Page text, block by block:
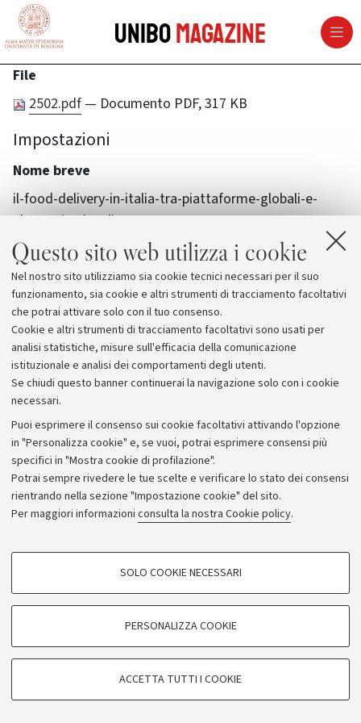
Questo sito web utilizza i cookie
Nel nostro sito utilizziamo sia cookie tecnici necessari per il suo
funzionamento, sia cookie e altri strumenti di tracciamento facoltativi
che potrai attivare solo con il tuo consenso.
Cookie e altri strumenti di tracciamento facoltativi sono usati per
analisi statistiche, misure sull'efficacia della comunicazione
istituzionale e analisi dei comportamenti degli utenti.
Se chiudi questo banner continuerai la navigazione solo con i cookie
necessari.
Puoi esprimere il consenso sui cookie facoltativi attivando l'opzione
in "Personalizza cookie" e, se vuoi, potrai esprimere consensi più
specifici in "Mostra cookie di profilazione".
Potrai sempre rivedere le tue scelte e verificare lo stato dei consensi
rientrando nella sezione "Impostazione cookie" del sito.
Per maggiori informazioni consulta la nostra Cookie policy.
COOKIE DI PROFILAZIONE - FACOLTATIVI
COOKIE TECNICI - NECESSARI
Si tratta di cookie tecnici utilizzati, a titolo esemplificativo, per il corretto
SOLO COOKIE NECESSARI
PERSONALIZZA COOKIE
ACCETTA TUTTI I COOKIE
vai al contenuto della pagina
UniboMagazine
File
2502.pdf — Documento PDF, 317 KB
Impostazioni
Nome breve
il-food-delivery-in-italia-tra-piattaforme-globali-e-
alternative-locali
Archivio
Comunicati stampa
Redazione
Rassegna stampa
© Copyright 2026 - ALMA MATER STUDIORUM - Università di
Bologna - Via Zamboni, 33 - 40126 Bologna - PI: 01131710376 -
CF: 80007010376
Privacy
Note legali Impostazioni Cookie